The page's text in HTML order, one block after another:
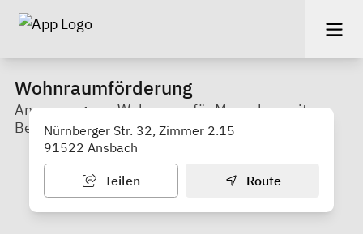
Wohnraumförderung
Anpassung von Wohnraum für Menschen mit
Behinderung
Nürnberger Str. 32, Zimmer 2.15
91522 Ansbach
Teilen Route